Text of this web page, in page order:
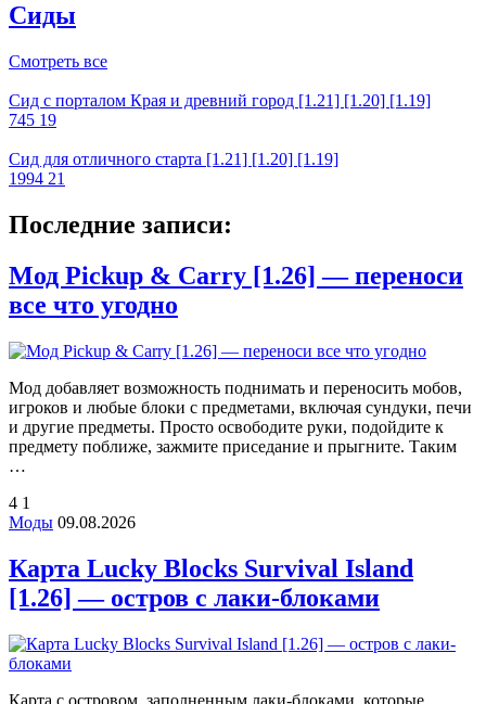
Сиды
Смотреть все
Cид с порталом Края и древний город [1.21] [1.20] [1.19]
745 19
Сид для отличного старта [1.21] [1.20] [1.19]
1994 21
Последние записи:
Мод Pickup & Carry [1.26] — переноси
все что угодно
Мод добавляет возможность поднимать и переносить мобов,
игроков и любые блоки с предметами, включая сундуки, печи
и другие предметы. Просто освободите руки, подойдите к
предмету поближе, зажмите приседание и прыгните. Таким
…
4 1
Моды 09.08.2026
Карта Lucky Blocks Survival Island
[1.26] — остров с лаки-блоками
Карта с островом, заполненным лаки-блоками, которые